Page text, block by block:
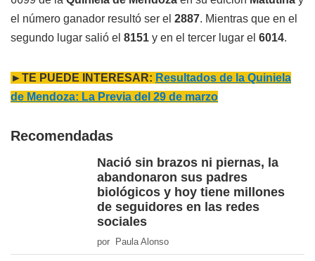
el número ganador resultó ser el 2887. Mientras que en el
segundo lugar salió el 8151 y en el tercer lugar el 6014.
►TE PUEDE INTERESAR: Resultados de la Quiniela
de Mendoza: La Previa del 29 de marzo
Recomendadas
Nació sin brazos ni piernas, la
abandonaron sus padres
biológicos y hoy tiene millones
de seguidores en las redes
sociales
por Paula Alonso